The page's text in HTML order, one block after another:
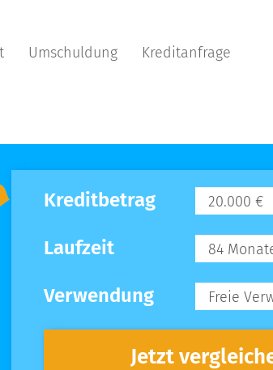
Umschuldung Kreditanfrage
Kreditbetrag
Laufzeit
Verwendung
Jetzt